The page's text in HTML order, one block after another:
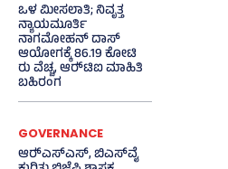
ಒಳ ಮೀಸಲಾತಿ; ನಿವೃತ್ತ
ನ್ಯಾಯಮೂರ್ತಿ
ನಾಗಮೋಹನ್ ದಾಸ್
ಆಯೋಗಕ್ಕೆ 86.19 ಕೋಟಿ
ರು ವೆಚ್ಚ, ಆರ್‍‌ಟಿಐ ಮಾಹಿತಿ
ಬಹಿರಂಗ
GOVERNANCE
ಆರ್‍‌ಎಸ್‌ಎಸ್‌, ಬಿಎಸ್‌ವೈ